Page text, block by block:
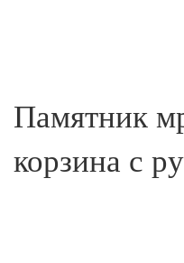
Памятник
корзина с